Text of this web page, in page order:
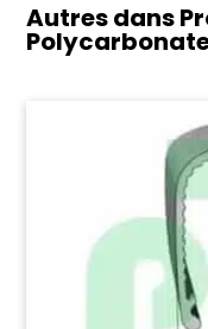
Autres dans